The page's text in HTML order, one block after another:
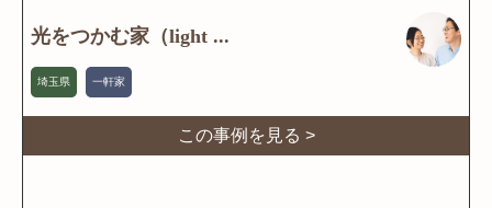
光をつかむ家（light ...
埼玉県 一軒家
この事例を見る >